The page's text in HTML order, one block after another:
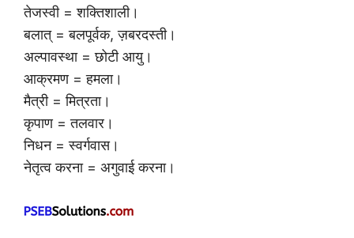
तेजस्वी = शक्तिशाली।
बलात् = बलपूर्वक, ज़बरदस्ती।
अल्पावस्था = छोटी आयु।
आक्रमण = हमला।
मैत्री = मित्रता।
कृपाण = तलवार।
निधन = स्वर्गवास।
नेतृत्व करना = अगुवाई करना।